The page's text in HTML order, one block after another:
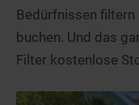
Bedürfnissen
buchen. Und das
Filter kostenlose